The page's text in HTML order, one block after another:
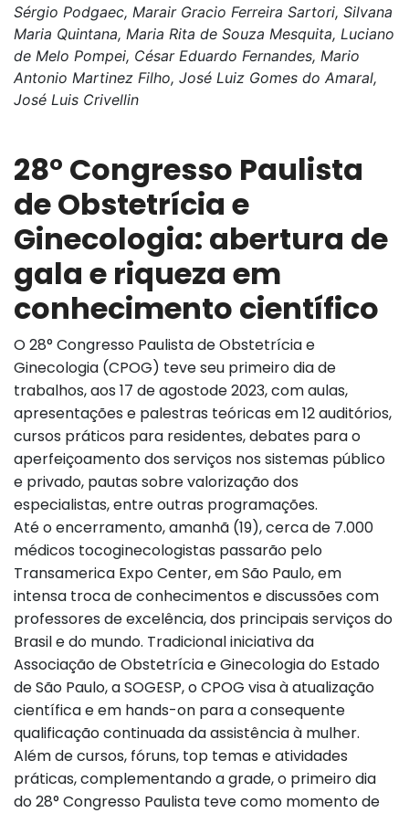
Sérgio Podgaec, Marair Gracio Ferreira Sartori, Silvana
Maria Quintana, Maria Rita de Souza Mesquita, Luciano
de Melo Pompei, César Eduardo Fernandes, Mario
Antonio Martinez Filho, José Luiz Gomes do Amaral,
José Luis Crivellin
28° Congresso Paulista
de Obstetrícia e
Ginecologia: abertura de
gala e riqueza em
conhecimento científico
O 28° Congresso Paulista de Obstetrícia e
Ginecologia (CPOG) teve seu primeiro dia de
trabalhos, aos 17 de agostode 2023, com aulas,
apresentações e palestras teóricas em 12 auditórios,
cursos práticos para residentes, debates para o
aperfeiçoamento dos serviços nos sistemas público
e privado, pautas sobre valorização dos
especialistas, entre outras programações.
Até o encerramento, amanhã (19), cerca de 7.000
médicos tocoginecologistas passarão pelo
Transamerica Expo Center, em São Paulo, em
intensa troca de conhecimentos e discussões com
professores de excelência, dos principais serviços do
Brasil e do mundo. Tradicional iniciativa da
Associação de Obstetrícia e Ginecologia do Estado
de São Paulo, a SOGESP, o CPOG visa à atualização
científica e em hands-on para a consequente
qualificação continuada da assistência à mulher.
Além de cursos, fóruns, top temas e atividades
práticas, complementando a grade, o primeiro dia
do 28° Congresso Paulista teve como momento de